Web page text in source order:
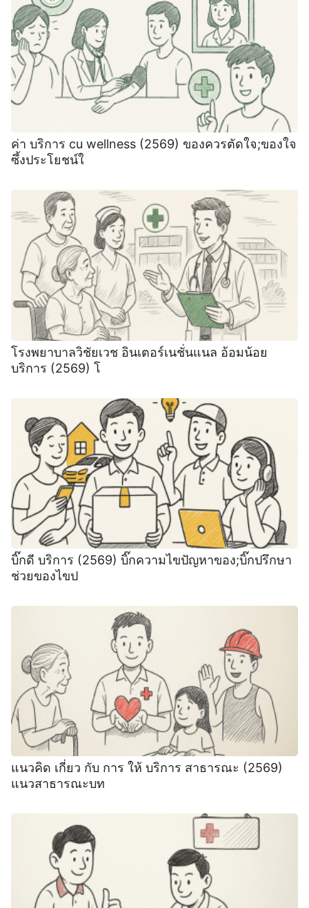
ค่า บริการ cu wellness (2569) ของควรตัดใจ;ของใจ
ซึ้งประโยชน์ใ
โรงพยาบาลวิชัยเวช อินเตอร์เนชั่นแนล อ้อมน้อย
บริการ (2569) โ
บิ๊กดี บริการ (2569) บิ๊กความไขปัญหาของ;บิ๊กปรึกษา
ช่วยของไขป
แนวคิด เกี่ยว กับ การ ให้ บริการ สาธารณะ (2569)
แนวสาธารณะบท